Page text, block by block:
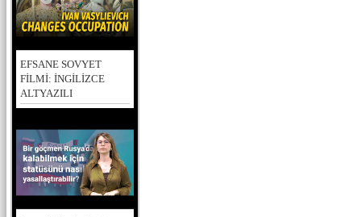
EFSANE SOVYET
FİLMİ: İNGİLİZCE
ALTYAZILI